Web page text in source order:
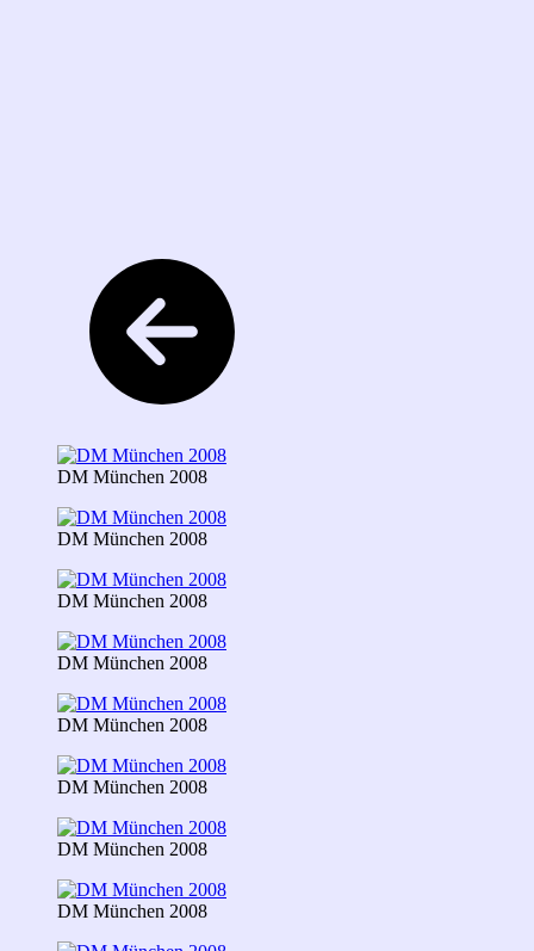
DM München 2008
DM München 2008
DM München 2008
DM München 2008
DM München 2008
DM München 2008
DM München 2008
DM München 2008